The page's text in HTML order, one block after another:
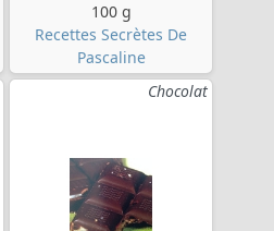
100 g
Recettes Secrètes De
Pascaline
Chocolat